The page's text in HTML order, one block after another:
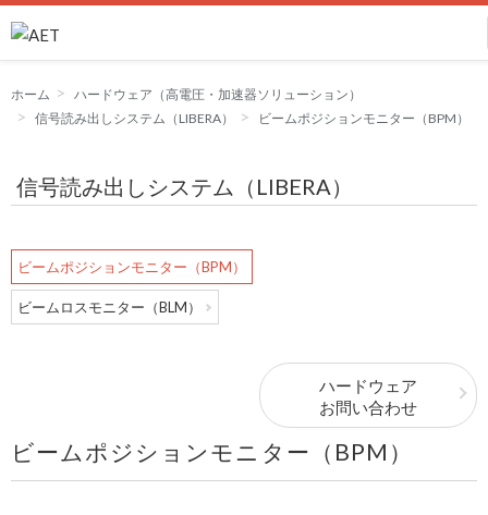
ホーム
ハードウェア（高電圧・加速器ソリューション）
信号読み出しシステム（LIBERA）
ビームポジションモニター（BPM）
信号読み出しシステム（LIBERA）
ビームポジションモニター（BPM）
ビームロスモニター（BLM）
ハードウェア
お問い合わせ
ビームポジションモニター（BPM）